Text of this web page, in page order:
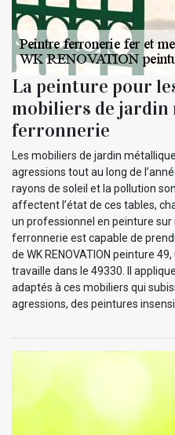
La peinture pour
mobiliers de jardin
ferronnerie
Les mobiliers de jardin
agressions tout au long de
rayons de soleil et la pollution
affectent l’état de ces tables,
un professionnel en peinture
ferronnerie est capable de
de WK RENOVATION peinture
travaille dans le 49330. Il
adaptés à ces mobiliers qui
agressions, des peintures